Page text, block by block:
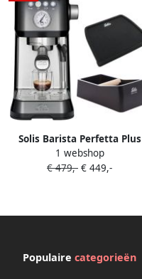
Solis Barista Perfetta Plus
1170 Pistonmachine
Espressomachine Inclusief
1 webshop
€ 479,- € 449,-
Populaire categorieën